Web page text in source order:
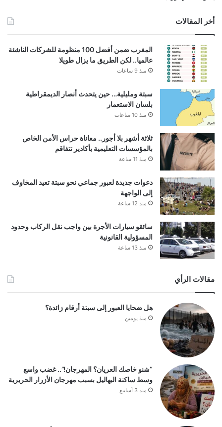
أخر المقالات
المغرب ضمن أفضل 100 منظومة للشركات الناشئة
عالميا.. لكن الطريق ما يزال طويلا
منذ 9 ساعات
سبتة ومليلية… حين يتحدث أنصار الديمقراطية
بلسان الاستعمار
منذ 10 ساعات
ثلاثة أشهر بلا أجور.. معاناة حراس الأمن الخاص
بالمؤسسات التعليمية بأكادير تتفاقم
منذ 11 ساعة
دعوات جديدة لعبور جماعي نحو سبتة تعيد المخاوف
إلى الواجهة
منذ 12 ساعة
سائقو سيارات الأجرة بين واجب نقل الركاب وحدود
المسؤولية القانونية
منذ 13 ساعة
مقالات الرأي
هل ضحايا العبور إلى سبتة أرقام زائدة؟
منذ يومين
“شنو خاصك العريان؟ المهرجان!”.. غضب واسع
وسط ساكنة البهاليل بسبب مهرجان الأزرار الحريرية
منذ 3 أسابيع